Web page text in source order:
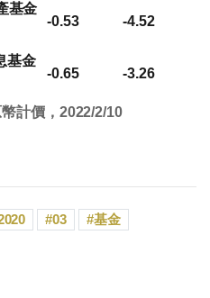
基金
-0.53 -4.52
基金
-0.65 -3.26
計價，2022/2/10
03
基金